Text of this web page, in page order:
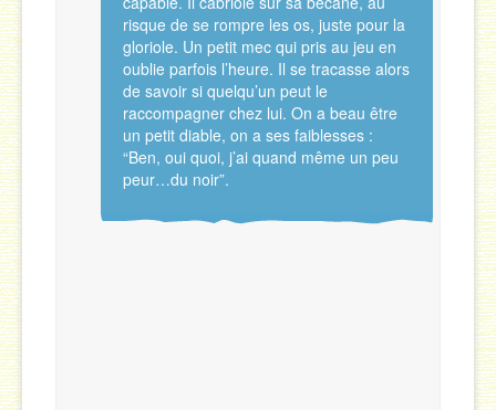
risque de se rompre les os, juste pour la
gloriole. Un petit mec qui pris au jeu en
oublie parfois l’heure. Il se tracasse alors
de savoir si quelqu’un peut le
raccompagner chez lui. On a beau être
un petit diable, on a ses faiblesses :
“Ben, oui quoi, j’ai quand même un peu
peur…du noir”.